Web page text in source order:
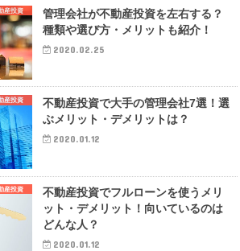
産投資
管理会社が不動産投資を左右する？
種類や選び方・メリットも紹介！
2020.02.25
産投資
不動産投資で大手の管理会社7選！選
ぶメリット・デメリットは？
2020.01.12
産投資
不動産投資でフルローンを使うメリ
ット・デメリット！向いているのは
どんな人？
2020.01.12